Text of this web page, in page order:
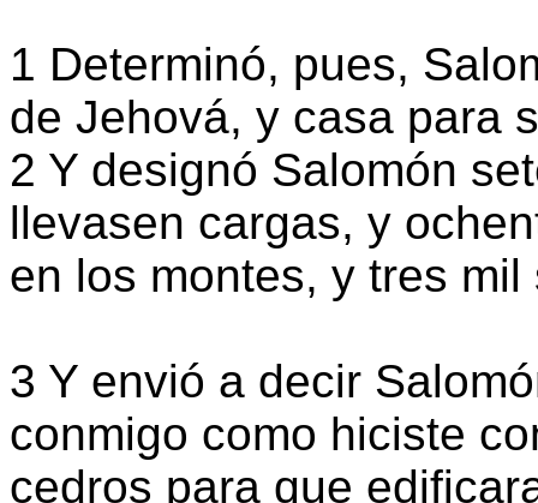
1 Determinó, pues,
de Jehová, y casa para
2 Y designó Salomón
llevasen cargas, y
en los montes, y tres
3 Y envió a decir
conmigo como hiciste
cedros para que